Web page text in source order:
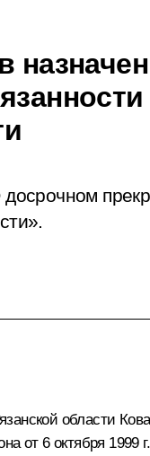
области
от 6 октября